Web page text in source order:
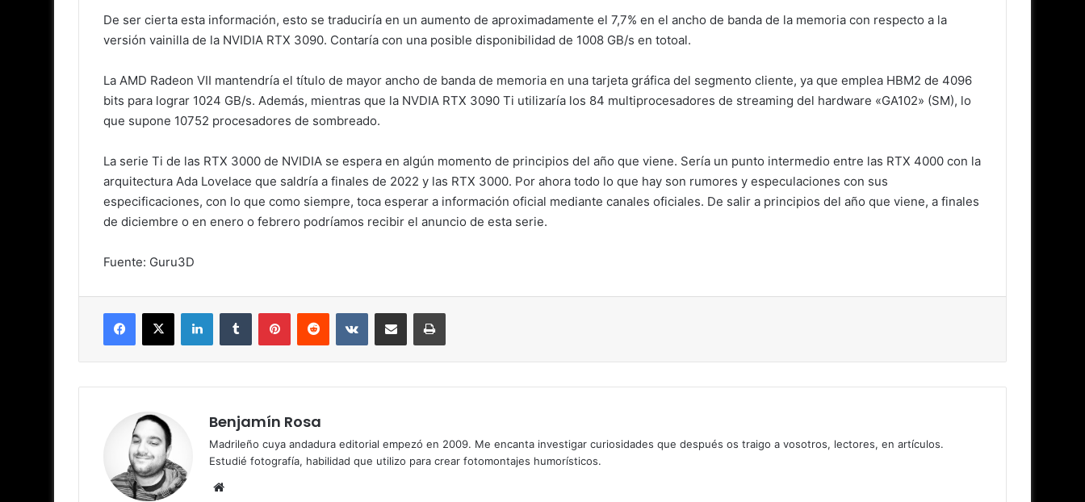
De ser cierta esta información, esto se traduciría en un aumento de aproximadamente el 7,7% en el ancho de banda de la memoria con respecto a la
versión vainilla de la NVIDIA RTX 3090. Contaría con una posible disponibilidad de 1008 GB/s en totoal.
La AMD Radeon VII mantendría el título de mayor ancho de banda de memoria en una tarjeta gráfica del segmento cliente, ya que emplea HBM2 de 4096
bits para lograr 1024 GB/s. Además, mientras que la NVDIA RTX 3090 Ti utilizaría los 84 multiprocesadores de streaming del hardware «GA102» (SM), lo
que supone 10752 procesadores de sombreado.
La serie Ti de las RTX 3000 de NVIDIA se espera en algún momento de principios del año que viene. Sería un punto intermedio entre las RTX 4000 con la
arquitectura Ada Lovelace que saldría a finales de 2022 y las RTX 3000. Por ahora todo lo que hay son rumores y especulaciones con sus
especificaciones, con lo que como siempre, toca esperar a información oficial mediante canales oficiales. De salir a principios del año que viene, a finales
de diciembre o en enero o febrero podríamos recibir el anuncio de esta serie.
Fuente: Guru3D
Facebook
X LinkedInTumblr PinterestReddit VKontakteCompartir por correo electrónicoImprimir
Benjamín Rosa
Madrileño cuya andadura editorial empezó en 2009. Me encanta investigar curiosidades que después os traigo a vosotros, lectores, en artículos.
Estudié fotografía, habilidad que utilizo para crear fotomontajes humorísticos.